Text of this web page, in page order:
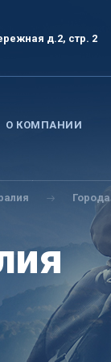
д.2, стр. 2
О КОМПАНИИ
Города